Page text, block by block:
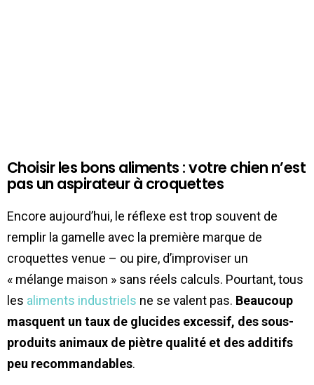
Choisir les bons aliments : votre chien n’est
pas un aspirateur à croquettes
Encore aujourd’hui, le réflexe est trop souvent de
remplir la gamelle avec la première marque de
croquettes venue – ou pire, d’improviser un
« mélange maison » sans réels calculs. Pourtant, tous
les aliments industriels ne se valent pas. Beaucoup
masquent un taux de glucides excessif, des sous-
produits animaux de piètre qualité et des additifs
peu recommandables.